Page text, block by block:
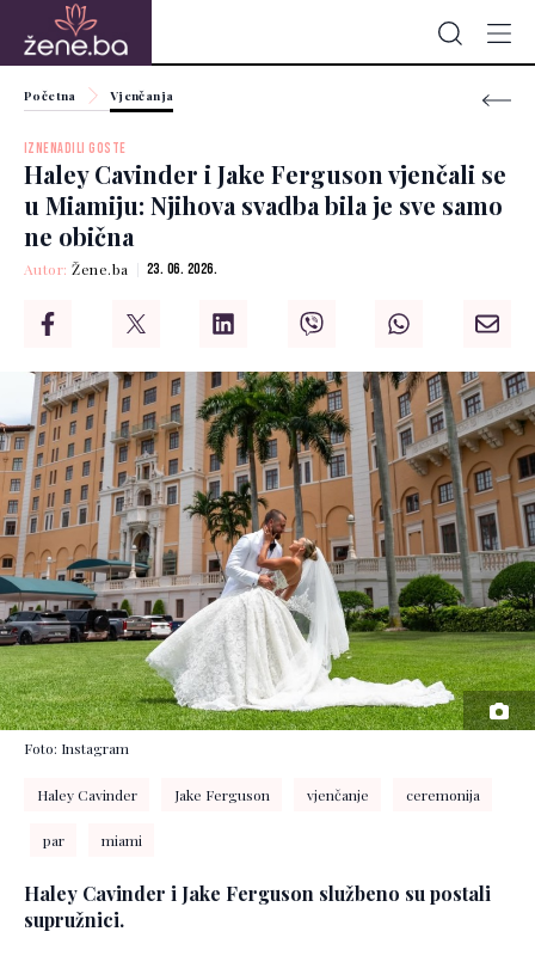
Početna Vjenčanja
IZNENADILI GOSTE
Haley Cavinder i Jake Ferguson vjenčali se
u Miamiju: Njihova svadba bila je sve samo
ne obična
Autor:Žene.ba 23. 06. 2026.
Foto: Instagram
Haley Cavinder Jake Ferguson vjenčanje ceremonija
par miami
Haley Cavinder i Jake Ferguson službeno su postali
supružnici.